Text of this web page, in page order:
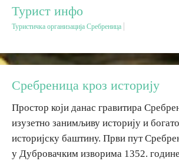
Сеоски туризам
Омладински туризам
Дестинације
Турист инфо
Туристичка организација Сребреница
Сребреница кроз историју
Простор који данас гравитира
изузетно занимљиву историју и
историјску баштину. Први пут
у Дубровачким изворима 1352.